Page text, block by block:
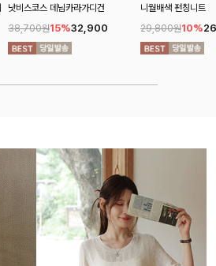
낫비스코스 데님카라가디건
38,700원15%32,900
니월배색 펀칭니트
29,800원10%